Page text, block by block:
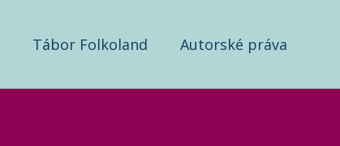
Tábor Folkoland Autorské práva